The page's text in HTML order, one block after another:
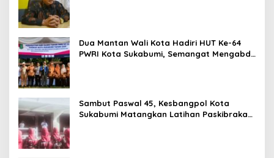
Dua Mantan Wali Kota Hadiri HUT Ke-64
PWRI Kota Sukabumi, Semangat Mengabdi
Sambut Paswal 45, Kesbangpol Kota
Sukabumi Matangkan Latihan Paskibraka